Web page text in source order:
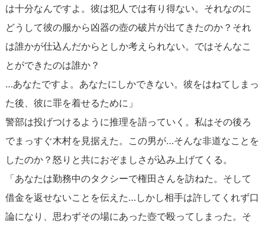
は十分なんですよ。彼は犯人では有り得ない。それなのに
どうして彼の服から凶器の壺の破片が出てきたのか？それ
は誰かが仕込んだからとしか考えられない。ではそんなこ
とができたのは誰か？
…あなたですよ。あなたにしかできない。彼をはねてしまっ
た後、彼に罪を着せるために」
警部は投げつけるように推理を語っていく。私はその後ろ
でまっすぐ木村を見据えた。この男が…そんな非道なことを
したのか？怒りと共におぞましさが込み上げてくる。
「あなたは勤務中のタクシーで権田さんを訪ねた。そして
借金を返せないことを伝えた…しかし相手は許してくれず口
論になり、思わずその場にあった壺で殴ってしまった。そ